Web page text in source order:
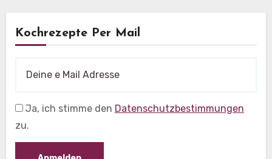
Kochrezepte Per Mail
Ja, ich stimme den Datenschutzbestimmungen
zu.